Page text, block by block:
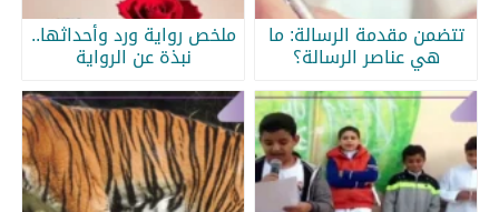
تتضمن مقدمة الرسالة: ما
هي عناصر الرسالة؟
ملخص رواية ورد وأحداثها..
نبذة عن الرواية